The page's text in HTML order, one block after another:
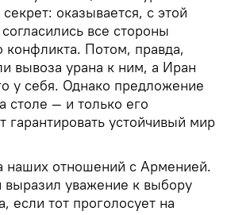
оказывается, с этой
все стороны
конфликта. Потом, правда,
вывоза урана к ним, а Иран
у себя. Однако предложение
столе — и только его
устойчивый мир
наших отношений с Арменией.
выразил уважение к выбору
если тот проголосует на